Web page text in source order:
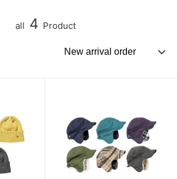
all 4 Product